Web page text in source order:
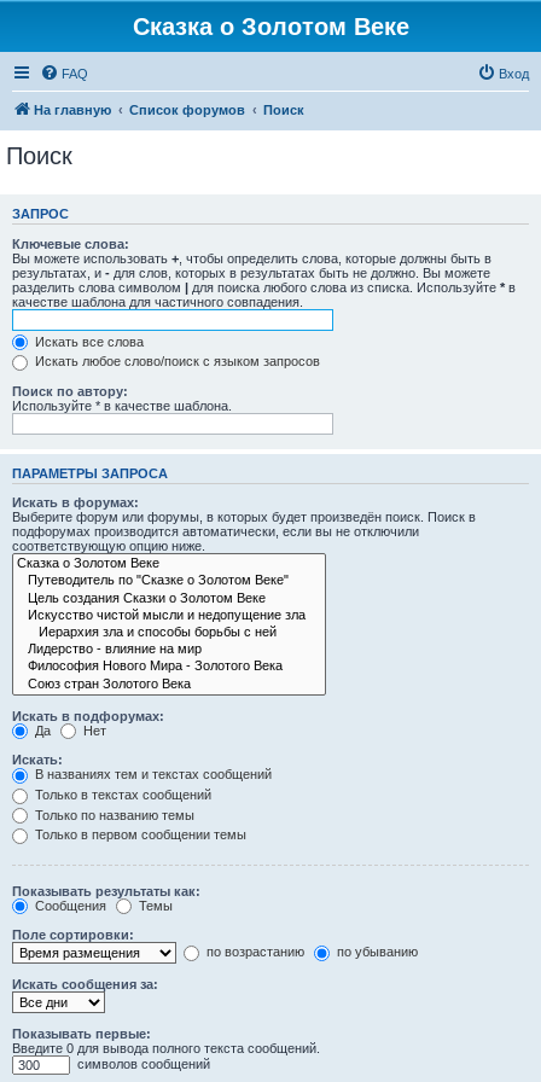
Сказка о Золотом Веке
FAQ Вход
На главную Список форумов Поиск
Поиск
ЗАПРОС
Ключевые слова:
Вы можете использовать + , чтобы определить слова, которые должны быть в
результатах, и - для слов, которых в результатах быть не должно. Вы можете
разделить слова символом | для поиска любого слова из списка. Используйте * в
качестве шаблона для частичного совпадения.
Искать все слова
Искать любое слово/поиск с языком запросов
Поиск по автору:
Используйте * в качестве шаблона.
ПАРАМЕТРЫ ЗАПРОСА
Искать в форумах:
Выберите форум или форумы, в которых будет произведён поиск. Поиск в
подфорумах производится автоматически, если вы не отключили
соответствующую опцию ниже.
Искать в подфорумах:
Да
Нет
Искать:
В названиях тем и текстах сообщений
Только в текстах сообщений
Только по названию темы
Только в первом сообщении темы
Показывать результаты как:
Сообщения
Темы
Поле сортировки:
по возрастанию
по убыванию
Искать сообщения за:
Показывать первые:
Введите 0 для вывода полного текста сообщений.
символов сообщений